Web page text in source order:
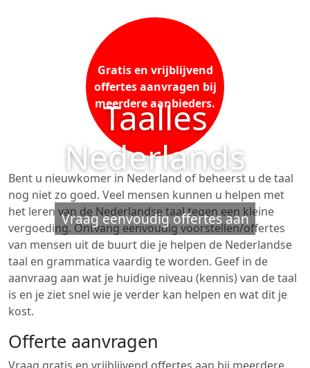
Taalles
Nederlands
Vraag eenvoudig offertes aan
Gratis en vrijblijvend
offertes aanvragen bij
meerdere aanbieders.
Bent u nieuwkomer in Nederland of beheerst u de taal
nog niet zo goed. Veel mensen kunnen u helpen met
het leren van de Nederlandse taal tegen een kleine
vergoeding. Ontvang eenvoudig voorstellen/offertes
van mensen uit de buurt die je helpen de Nederlandse
taal en grammatica vaardig te worden. Geef in de
aanvraag aan wat je huidige niveau (kennis) van de taal
is en je ziet snel wie je verder kan helpen en wat dit je
kost.
Offerte aanvragen